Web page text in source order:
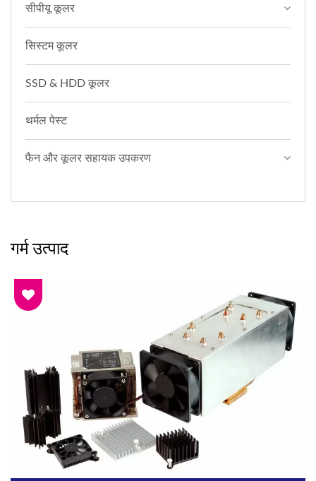
सीपीयू कूलर
सिस्टम कूलर
SSD & HDD कूलर
थर्मल पेस्ट
फैन और कूलर सहायक उपकरण
गर्म उत्पाद